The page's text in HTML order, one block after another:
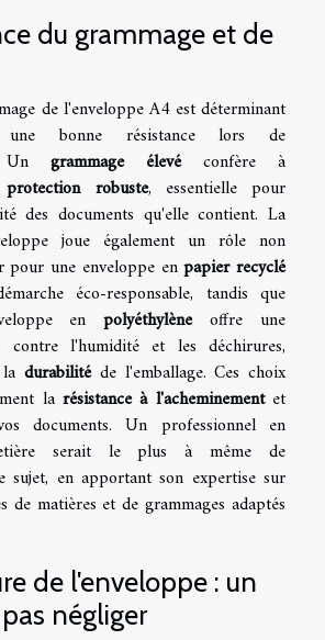
du grammage et de
de l'enveloppe A4 est déterminant
bonne résistance lors de
Un grammage élevéconfère à
protection robuste, essentielle pour
des documents qu'elle contient. La
joue également un rôle non
pour une enveloppe enpapier recyclé
éco-responsable, tandis que
enpolyéthylèneoffre une
contre l'humidité et les déchirures,
ladurabilitéde l'emballage. Ces choix
la résistance à l'acheminementet
documents. Un professionnel en
serait le plus à même de
sujet, en apportant son expertise sur
de matières et de grammages adaptés
de l'enveloppe : un
négliger